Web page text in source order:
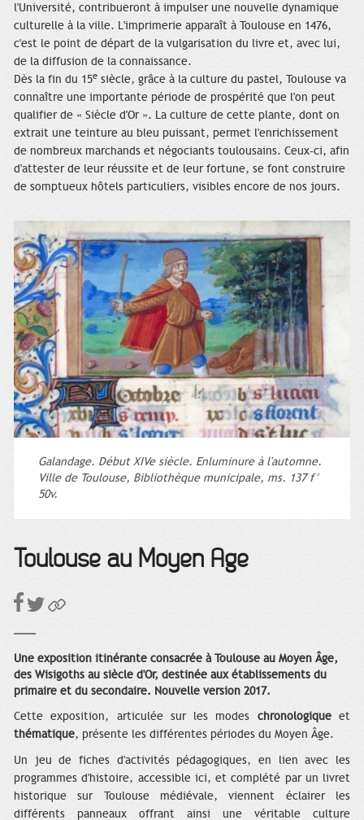
l'Université, contribueront à impulser une nouvelle dynamique
culturelle à la ville. L'imprimerie apparaît à Toulouse en 1476,
c'est le point de départ de la vulgarisation du livre et, avec lui,
de la diffusion de la connaissance.
Dès la fin du 15e siècle, grâce à la culture du pastel, Toulouse va
connaître une importante période de prospérité que l'on peut
qualifier de « Siècle d'Or ». La culture de cette plante, dont on
extrait une teinture au bleu puissant, permet l'enrichissement
de nombreux marchands et négociants toulousains. Ceux-ci, afin
d'attester de leur réussite et de leur fortune, se font construire
de somptueux hôtels particuliers, visibles encore de nos jours.
Galandage. Début XIVe siècle. Enluminure à l'automne.
Ville de Toulouse, Bibliothèque municipale, ms. 137 f°
50v.
Toulouse au Moyen Âge
Une exposition itinérante consacrée à Toulouse au Moyen Âge,
des Wisigoths au siècle d'Or, destinée aux établissements du
primaire et du secondaire. Nouvelle version 2017.
Cette exposition, articulée sur les modes chronologiqueet
thématique, présente les différentes périodes du Moyen Âge.
Un jeu de fiches d'activités pédagogiques, en lien avec les
programmes d'histoire, accessible ici, et complété par un livret
historique sur Toulouse médiévale, viennent éclairer les
différents panneaux offrant ainsi une véritable culture